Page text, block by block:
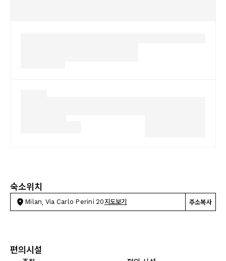
숙소위치
Milan, Via Carlo Perini 20 지도보기 주소복사
편의시설